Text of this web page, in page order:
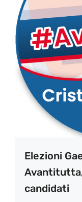
Elezioni
candidati